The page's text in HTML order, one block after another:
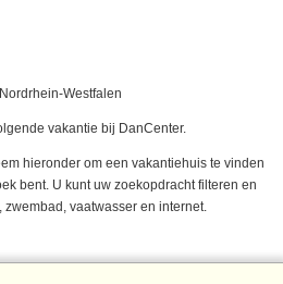
Westfalen
vakantie bij DanCenter.
hieronder om een vakantiehuis te vinden
bent. U kunt uw zoekopdracht filteren en
vaatwasser en internet.
omgeving van